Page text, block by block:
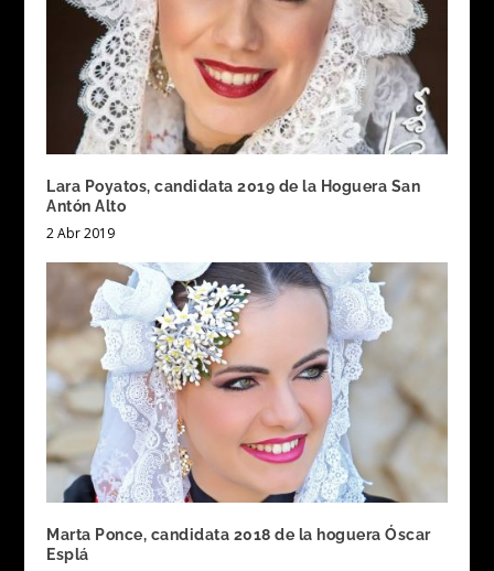
Lara Poyatos, candidata 2019 de la Hoguera San
Antón Alto
2 Abr 2019
Marta Ponce, candidata 2018 de la hoguera Óscar
Esplá